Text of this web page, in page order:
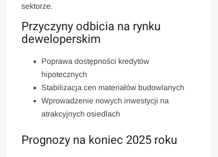
sektorze.
Przyczyny odbicia na rynku
deweloperskim
Poprawa dostępności kredytów
hipotecznych
Stabilizacja cen materiałów budowlanych
Wprowadzenie nowych inwestycji na
atrakcyjnych osiedlach
Prognozy na koniec 2025 roku